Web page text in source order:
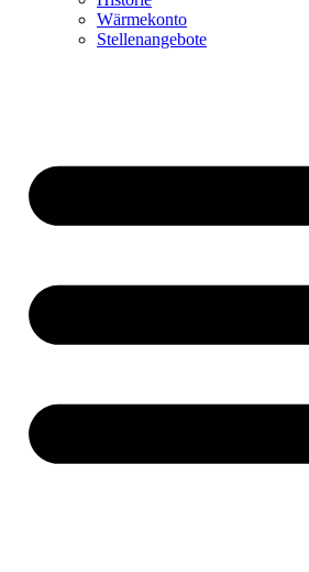
Wärmekonto
Stellenangebote